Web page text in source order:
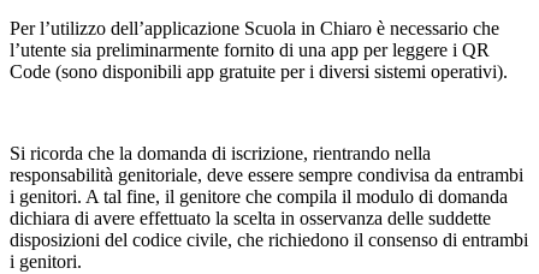
Per l’utilizzo dell’applicazione Scuola in Chiaro è necessario che
l’utente sia preliminarmente fornito di una app per leggere i QR
Code (sono disponibili app gratuite per i diversi sistemi operativi).
Si ricorda che la domanda di iscrizione, rientrando nella
responsabilità genitoriale, deve essere sempre condivisa da entrambi
i genitori. A tal fine, il genitore che compila il modulo di domanda
dichiara di avere effettuato la scelta in osservanza delle suddette
disposizioni del codice civile, che richiedono il consenso di entrambi
i genitori.